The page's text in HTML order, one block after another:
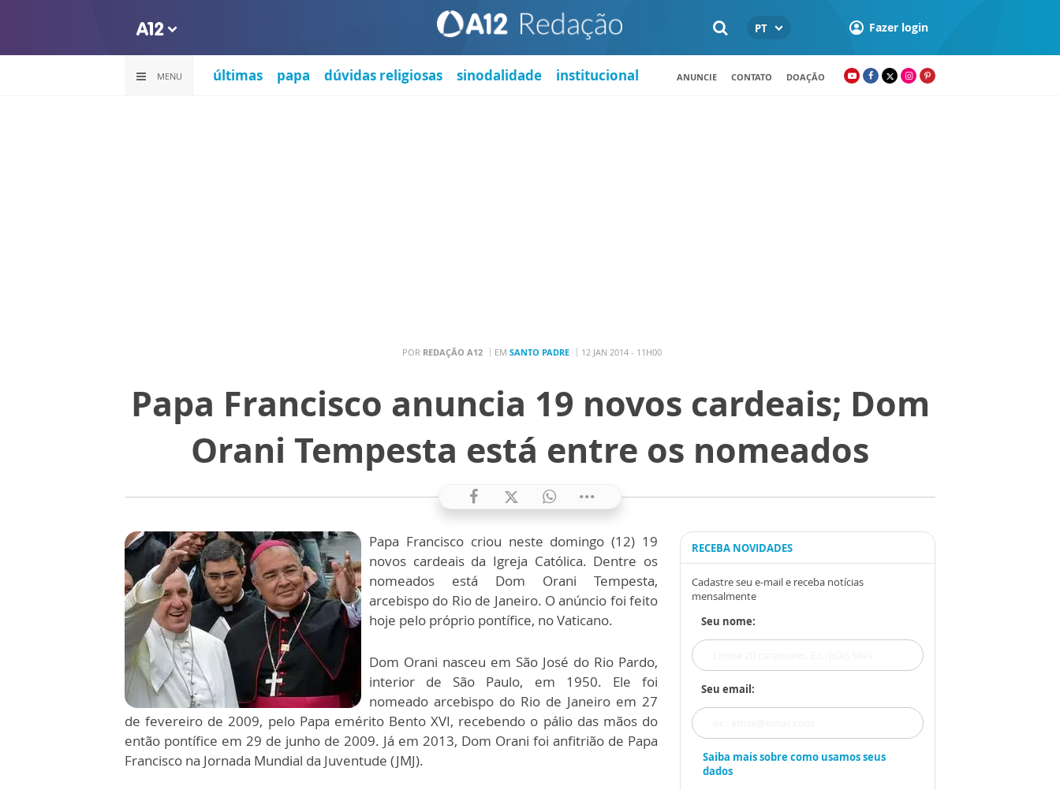
PT Fazer login
MENU últimas papa dúvidas religiosas sinodalidade institucional ANUNCIE CONTATO DOAÇÃO
POR REDAÇÃO A12 EM SANTO PADRE 12 JAN 2014 - 11H00
Papa Francisco anuncia 19 novos cardeais; Dom
Orani Tempesta está entre os nomeados
Papa Francisco criou neste domingo (12) 19
novos cardeais da Igreja Católica. Dentre os
nomeados está Dom Orani Tempesta,
arcebispo do Rio de Janeiro. O anúncio foi feito
hoje pelo próprio pontífice, no Vaticano.
Dom Orani nasceu em São José do Rio Pardo,
interior de São Paulo, em 1950. Ele foi
nomeado arcebispo do Rio de Janeiro em 27
de fevereiro de 2009, pelo Papa emérito Bento XVI, recebendo o pálio das mãos do
então pontífice em 29 de junho de 2009. Já em 2013, Dom Orani foi anfitrião de Papa
Francisco na Jornada Mundial da Juventude (JMJ).
RECEBA NOVIDADES
Cadastre seu e-mail e receba notícias
mensalmente
Seu nome:
Seu email:
Saiba mais sobre como usamos seus
dados